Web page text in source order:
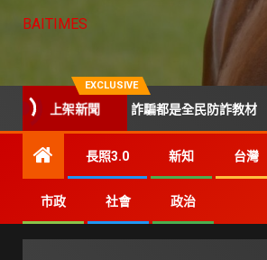
BAITIMES
EXCLUSIVE
上架新聞
凌 每起詐騙都是全民防詐教材
長照3.0 新知 台灣
市政 社會 政治